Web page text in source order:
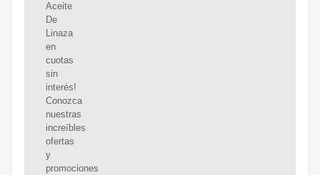
Aceite
De
Linaza
en
cuotas
sin
interés!
Conozca
nuestras
increíbles
ofertas
y
promociones